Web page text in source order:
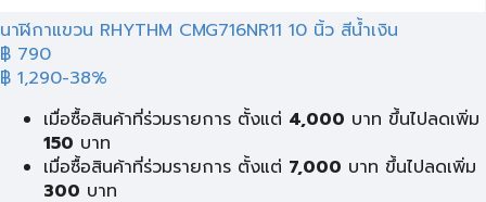
นาฬิกาแขวน RHYTHM CMG716NR11 10 นิ้ว สีน้ำเงิน
฿ 790
฿ 1,290-38%
เมื่อซื้อสินค้าที่ร่วมรายการ ตั้งแต่ 4,000 บาท ขึ้นไปลดเพิ่ม
150 บาท
เมื่อซื้อสินค้าที่ร่วมรายการ ตั้งแต่ 7,000 บาท ขึ้นไปลดเพิ่ม
300 บาท